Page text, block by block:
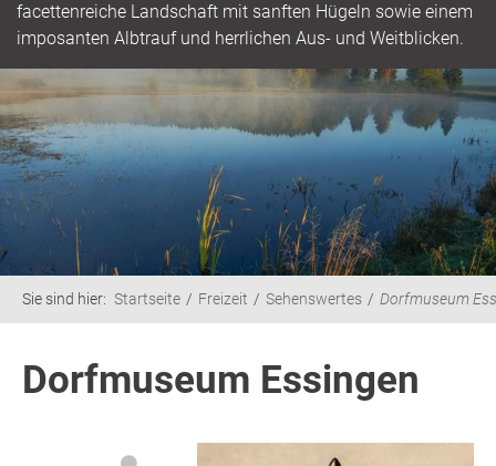
facettenreiche Landschaft mit sanften Hügeln sowie einem
imposanten Albtrauf und herrlichen Aus- und Weitblicken.
Sie sind hier: Startseite Freizeit Sehenswertes Dorfmuseum
Dorfmuseum Essingen